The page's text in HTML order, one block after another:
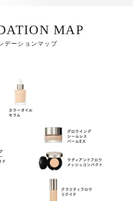
MAP
デーションマップ